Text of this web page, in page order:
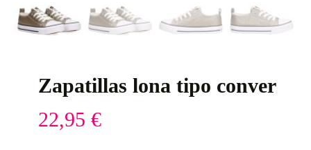
Zapatillas lona tipo conver
22,95 €